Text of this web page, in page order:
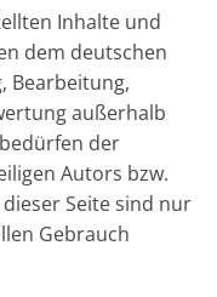
Inhalte und
dem deutschen
Bearbeitung,
außerhalb
der
Autors bzw.
Seite sind nur
Gebrauch